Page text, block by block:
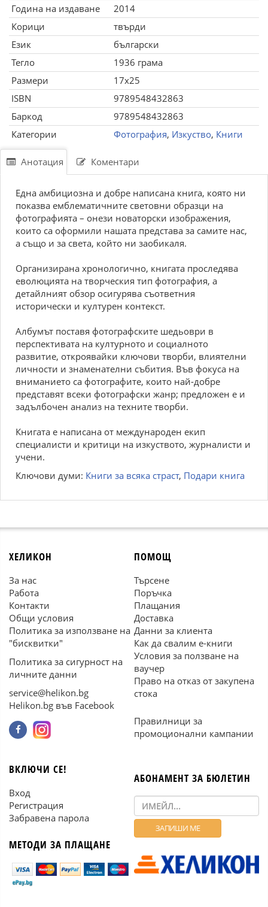
Година на издаване
2014
Корици
твърди
Език
български
Тегло
1936 грама
Размери
17x25
ISBN
9789548432863
Баркод
9789548432863
Категории
Фотография, Изкуство, Книги
Анотация Коментари
Една амбициозна и добре написана книга, която ни
показва емблематичните световни образци на
фотографията – онези новаторски изображения,
които са оформили нашата представа за самите нас,
а също и за света, който ни заобикаля.
Организирана хронологично, книгата проследява
еволюцията на творческия тип фотография, а
детайлният обзор осигурява съответния
исторически и културен контекст.
Албумът поставя фотографските шедьоври в
перспективата на културното и социалното
развитие, откроявайки ключови творби, влиятелни
личности и знаменателни събития. Във фокуса на
вниманието са фотографите, които най-добре
представят всеки фотографски жанр; предложен е и
задълбочен анализ на техните творби.
Книгата е написана от международен екип
специалисти и критици на изкуството, журналисти и
учени.
Ключови думи: Книги за всяка страст, Подари книга
ХЕЛИКОН
За нас
Работа
Контакти
Общи условия
Политика за използване на
"бисквитки"
Политика за сигурност на
личните данни
service@helikon.bg
Helikon.bg във Facebook
ПОМОЩ
Търсене
Поръчка
Плащания
Доставка
Данни за клиента
Как да свалим е-книги
Условия за ползване на
ваучер
Право на отказ от закупена
стока
Правилници за
промоционални кампании
ВКЛЮЧИ СЕ!
Вход
Регистрация
Забравена парола
МЕТОДИ ЗА ПЛАЩАНЕ
АБОНАМЕНТ ЗА БЮЛЕТИН